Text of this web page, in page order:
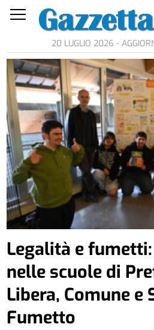
20 LUGLIO 2026 -
Legalità e
nelle scuole di
Libera, Comune e
Fumetto